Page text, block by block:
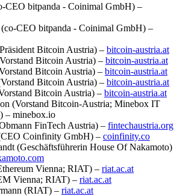
CEO bitpanda - Coinimal GmbH) –
CEO bitpanda - Coinimal GmbH) –
Bitcoin Austria) – bitcoin-austria.at
Bitcoin Austria) – bitcoin-austria.at
Bitcoin Austria) – bitcoin-austria.at
Bitcoin Austria) – bitcoin-austria.at
Bitcoin Austria) – bitcoin-austria.at
(Vorstand Bitcoin-Austria; Minebox IT
– minebox.io
FinTech Austria) – fintechaustria.org
Coinfinity GmbH) – coinfinity.co
(Geschäftsführerin House Of Nakamoto)
Vienna; RIAT) – riat.ac.at
Vienna; RIAT) – riat.ac.at
(RIAT) – riat.ac.at